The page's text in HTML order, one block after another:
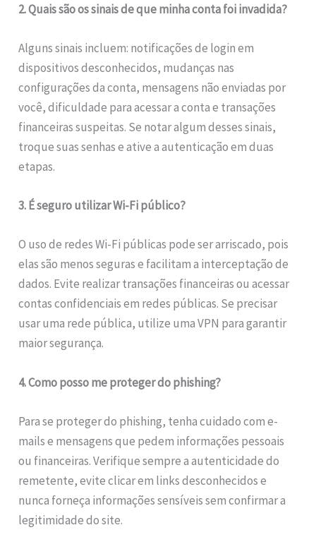
2. Quais são os sinais de que minha conta foi invadida?
Alguns sinais incluem: notificações de login em
dispositivos desconhecidos, mudanças nas
configurações da conta, mensagens não enviadas por
você, dificuldade para acessar a conta e transações
financeiras suspeitas. Se notar algum desses sinais,
troque suas senhas e ative a autenticação em duas
etapas.
3. É seguro utilizar Wi-Fi público?
O uso de redes Wi-Fi públicas pode ser arriscado, pois
elas são menos seguras e facilitam a interceptação de
dados. Evite realizar transações financeiras ou acessar
contas confidenciais em redes públicas. Se precisar
usar uma rede pública, utilize uma VPN para garantir
maior segurança.
4. Como posso me proteger do phishing?
Para se proteger do phishing, tenha cuidado com e-
mails e mensagens que pedem informações pessoais
ou financeiras. Verifique sempre a autenticidade do
remetente, evite clicar em links desconhecidos e
nunca forneça informações sensíveis sem confirmar a
legitimidade do site.